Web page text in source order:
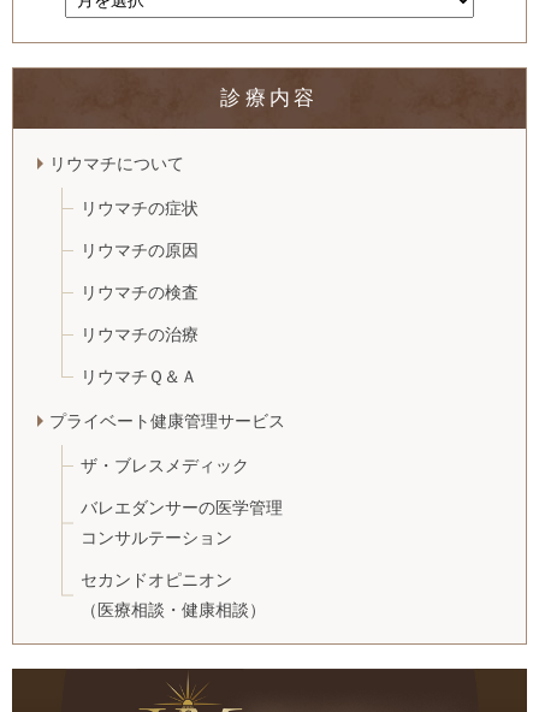
診療内容
リウマチについて
リウマチの症状
リウマチの原因
リウマチの検査
リウマチの治療
リウマチＱ＆Ａ
プライベート健康管理サービス
ザ・ブレスメディック
バレエダンサーの医学管理
コンサルテーション
セカンドオピニオン
（医療相談・健康相談）